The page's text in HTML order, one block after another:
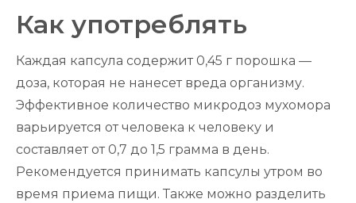
Как употреблять
Каждая капсула содержит 0,45 г порошка —
доза, которая не нанесет вреда организму.
Эффективное количество микродоз мухомора
варьируется от человека к человеку и
составляет от 0,7 до 1,5 грамма в день.
Рекомендуется принимать капсулы утром во
время приема пищи. Также можно разделить